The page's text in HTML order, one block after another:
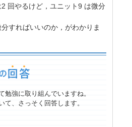
回やるけど，ユニット9 は微分
すればいいのか，がわかりま
勉強に取り組んでいますね。
て、さっそく回答します。